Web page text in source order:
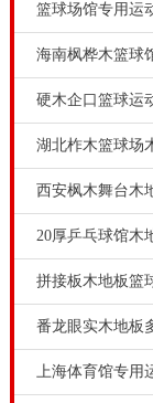
技术专业体育
件，大部分全
膜、毛板、龙
板规定是纯实
松，LVL双龙
用马尾松双层
篮球木地板价
篮球场馆专用运
海南枫桦木篮球
硬木企口篮球运
湖北柞木篮球场
西安枫木舞台木
20厚乒乓球馆木
拼接板木地板篮
番龙眼实木地板
上海体育馆专用